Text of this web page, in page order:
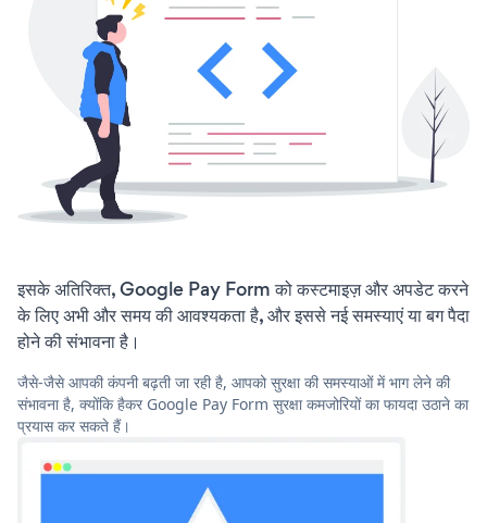
इसके अतिरिक्त, Google Pay Form को कस्टमाइज़ और अपडेट करने
के लिए अभी और समय की आवश्यकता है, और इससे नई समस्याएं या बग पैदा
होने की संभावना है।
जैसे-जैसे आपकी कंपनी बढ़ती जा रही है, आपको सुरक्षा की समस्याओं में भाग लेने की
संभावना है, क्योंकि हैकर Google Pay Form सुरक्षा कमजोरियों का फायदा उठाने का
प्रयास कर सकते हैं।